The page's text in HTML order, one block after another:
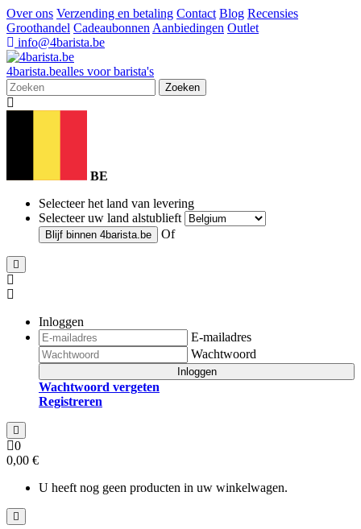
Over ons Verzending en betaling Contact Blog Recensies
Groothandel Cadeaubonnen Aanbiedingen Outlet
info@4barista.be
4barista.bealles voor barista's
Zoeken
BE
Selecteer het land van levering
Selecteer uw land alstublieft
Blijf binnen 4barista.be Of
Inloggen
E-mailadres
Wachtwoord
Inloggen
Wachtwoord vergeten
Registreren
0
0,00 €
U heeft nog geen producten in uw winkelwagen.